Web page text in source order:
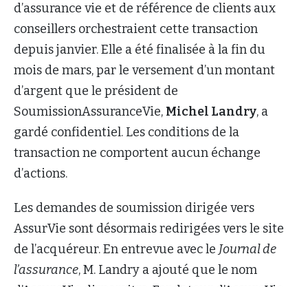
d’assurance vie et de référence de clients aux
conseillers orchestraient cette transaction
depuis janvier. Elle a été finalisée à la fin du
mois de mars, par le versement d’un montant
d’argent que le président de
SoumissionAssuranceVie, Michel Landry, a
gardé confidentiel. Les conditions de la
transaction ne comportent aucun échange
d’actions.
Les demandes de soumission dirigée vers
AssurVie sont désormais redirigées vers le site
de l’acquéreur. En entrevue avec le Journal de
l’assurance, M. Landry a ajouté que le nom